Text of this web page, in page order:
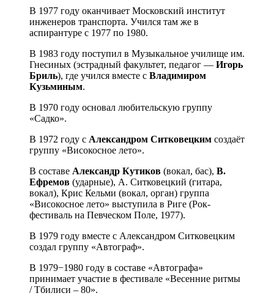
В 1977 году оканчивает Московский институт
инженеров транспорта. Учился там же в
аспирантуре с 1977 по 1980.
В 1983 году поступил в Музыкальное училище им.
Гнесиных (эстрадный факультет, педагог — Игорь
Бриль), где учился вместе с Владимиром
Кузьминым.
В 1970 году основал любительскую группу
«Садко».
В 1972 году с Александром Ситковецким создаёт
группу «Високосное лето».
В составе Александр Кутиков (вокал, бас), В.
Ефремов (ударные), А. Ситковецкий (гитара,
вокал), Крис Кельми (вокал, орган) группа
«Високосное лето» выступила в Риге (Рок-
фестиваль на Певческом Поле, 1977).
В 1979 году вместе с Александром Ситковецким
создал группу «Автограф».
В 1979−1980 году в составе «Автографа»
принимает участие в фестивале «Весенние ритмы
/ Тбилиси – 80».